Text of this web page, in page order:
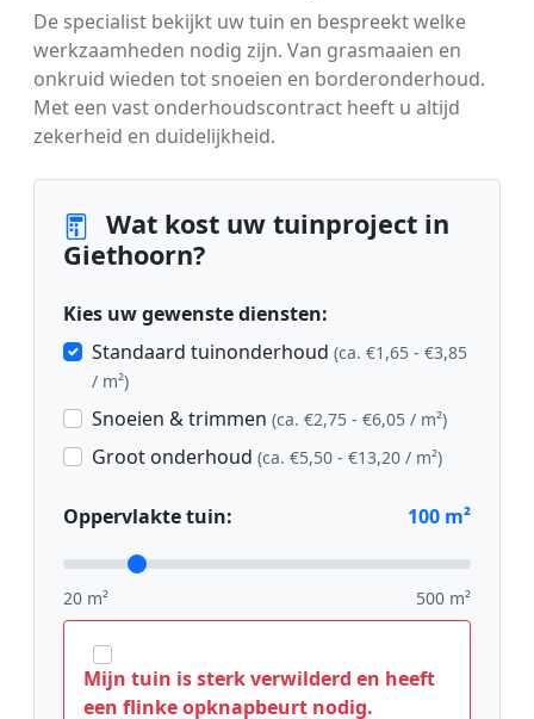
De specialist bekijkt uw tuin en bespreekt welke
werkzaamheden nodig zijn. Van grasmaaien en
onkruid wieden tot snoeien en borderonderhoud.
Met een vast onderhoudscontract heeft u altijd
zekerheid en duidelijkheid.
Wat kost uw tuinproject in
Giethoorn?
Kies uw gewenste diensten:
Standaard tuinonderhoud (ca. €1,65 - €3,85
/ m²)
Snoeien & trimmen (ca. €2,75 - €6,05 / m²)
Groot onderhoud (ca. €5,50 - €13,20 / m²)
Oppervlakte tuin: 100 m²
20 m² 500 m²
Mijn tuin is sterk verwilderd en heeft
een flinke opknapbeurt nodig.